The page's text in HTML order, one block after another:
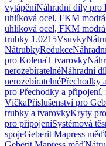
vytápěníNáhradní díly pro
uhlíková ocel, FKM modrá
uhlíková ocel, FKM modrá
trubky 1.0215Vsuvky
NátrubkyRedukce
pro KolenaT tvarovky
nerozebíratelnéNáhradní
nerozebíratelnéPřechodky
pro Přechodky a připojení,
VíčkaPříslušenství pro
trubky a tvarovkyKryty
pro připojeníSystémová
spojeGeberit Mapress měď